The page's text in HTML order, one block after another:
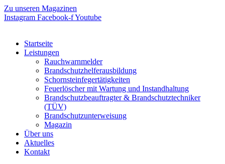
Zum
Inhalt
Zu unseren Magazinen
Instagram Facebook-fYoutube
Startseite
Leistungen
Rauchwarnmelder
Brandschutzhelferausbildung
Schornsteinfegertätigkeiten
Feuerlöscher mit Wartung und Instandhaltung
Brandschutzbeauftragter & Brandschutztechniker
(TÜV)
Brandschutzunterweisung
Magazin
Über uns
Aktuelles
Kontakt